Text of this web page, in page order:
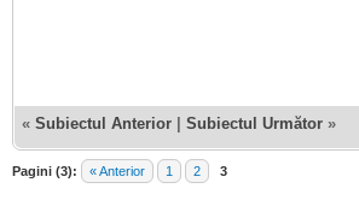
« Subiectul Anterior Subiectul Următor »
Pagini (3): « Anterior 1 2 3